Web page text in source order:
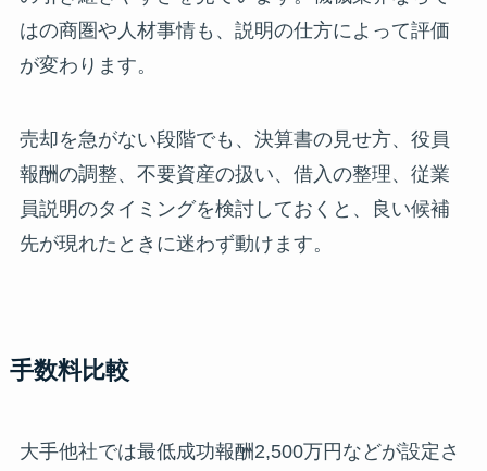
はの商圏や人材事情も、説明の仕方によって評価
が変わります。
売却を急がない段階でも、決算書の見せ方、役員
報酬の調整、不要資産の扱い、借入の整理、従業
員説明のタイミングを検討しておくと、良い候補
先が現れたときに迷わず動けます。
手数料比較
大手他社では最低成功報酬2,500万円などが設定さ